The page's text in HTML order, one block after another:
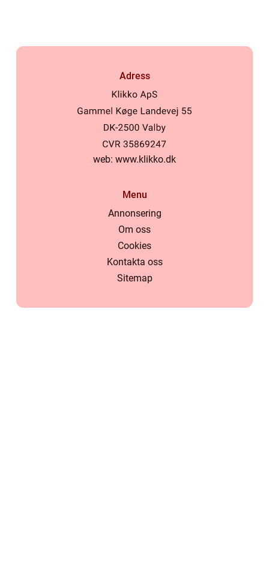
Adress
web: www.klikko.dk
Menu
Annonsering
Om oss
Cookies
Kontakta oss
Sitemap